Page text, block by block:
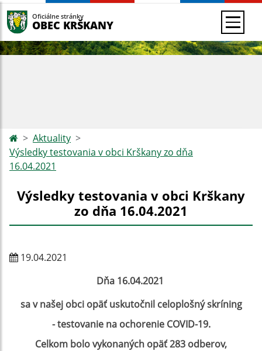
Oficiálne stránky
OBEC KRŠKANY
Aktuality
Výsledky testovania v obci Krškany zo dňa
16.04.2021
Výsledky testovania v obci Krškany
zo dňa 16.04.2021
19.04.2021
Dňa 16.04.2021
sa v našej obci opäť uskutočnil celoplošný skríning
- testovanie na ochorenie COVID-19.
Celkom bolo vykonaných opäť 283 odberov,